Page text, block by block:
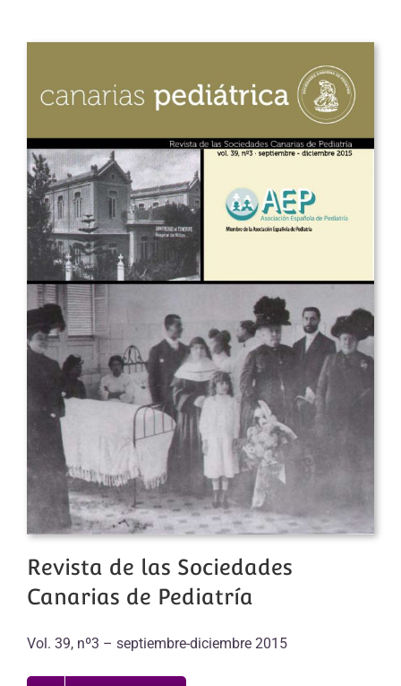
Revista de las Sociedades
Canarias de Pediatría
Vol. 39, nº3 – septiembre-diciembre 2015